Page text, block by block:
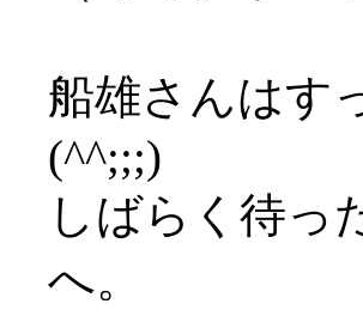
船雄さんはす
(^^;;;)
しばらく待っ
へ。